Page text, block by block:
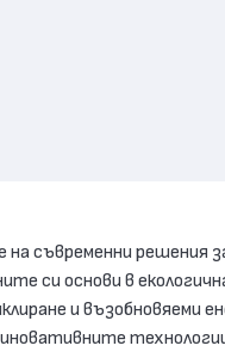
съвременни решения
си основи в
и